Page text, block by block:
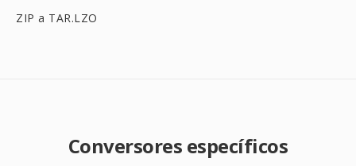
ZIP a TAR.LZO
Conversores específicos